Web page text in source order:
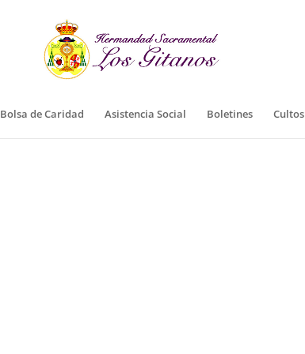
Bolsa de Caridad Asistencia Social Boletines Cultos